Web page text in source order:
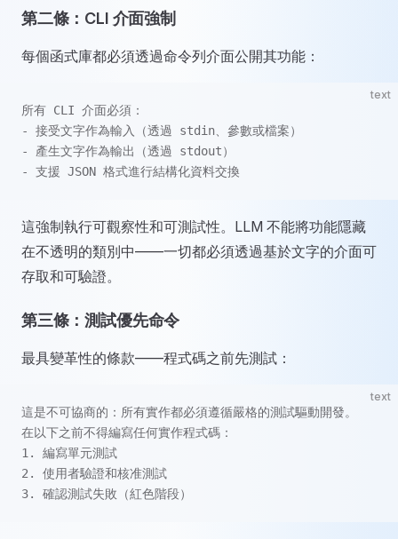
第二條：CLI 介面強制
每個函式庫都必須透過命令列介面公開其功能：
text
所有 CLI 介面必須：
- 接受文字作為輸入（透過 stdin、參數或檔案）
- 產生文字作為輸出（透過 stdout）
- 支援 JSON 格式進行結構化資料交換
這強制執行可觀察性和可測試性。LLM 不能將功能隱藏
在不透明的類別中——一切都必須透過基於文字的介面可
存取和可驗證。
第三條：測試優先命令
最具變革性的條款——程式碼之前先測試：
text
這是不可協商的：所有實作都必須遵循嚴格的測試驅動開發。
在以下之前不得編寫任何實作程式碼：
1. 編寫單元測試
2. 使用者驗證和核准測試
3. 確認測試失敗（紅色階段）